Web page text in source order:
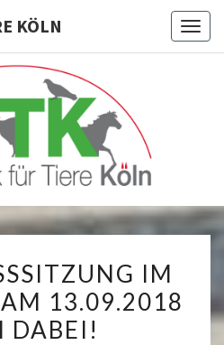
KÖLN
NETZWERK
FÜR TIERE
KÖLN
Tierschutz
Köln
IM
STADTRAT
AM
IM
13.09.2018
DABEI!